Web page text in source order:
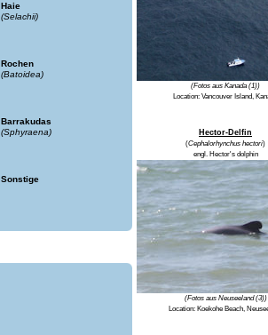
Haie
(Selachii)
Rochen
(Batoidea)
Barrakudas
(Sphyraena)
Sonstige
(Fotos aus Kanada (1))
Location: Vancouver Island,
Hector-Delfin
(Cephalorhynchus hectori)
engl. Hector's dolphin
(Fotos aus Neuseeland (3))
Location: Koekohe Beach,